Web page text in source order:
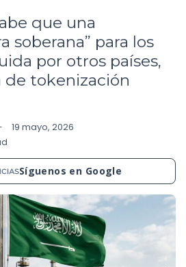
que una
soberana” para los
por otros países,
tokenización
19 mayo, 2026
Síguenos en Google